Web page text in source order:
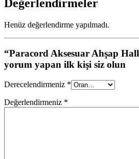
Değerlendirmeler
Henüz değerlendirme yapılmadı.
“Paracord Aksesuar Ahşap
yorum yapan ilk kişi siz olun
Derecelendirmeniz *
Değerlendirmeniz *